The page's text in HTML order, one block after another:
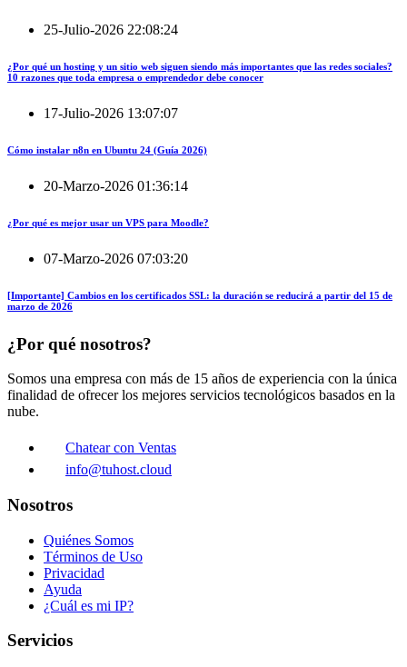
25-Julio-2026 22:08:24
¿Por qué un hosting y un sitio web siguen siendo más importantes que las redes sociales?
10 razones que toda empresa o emprendedor debe conocer
17-Julio-2026 13:07:07
Cómo instalar n8n en Ubuntu 24 (Guía 2026)
20-Marzo-2026 01:36:14
¿Por qué es mejor usar un VPS para Moodle?
07-Marzo-2026 07:03:20
[Importante] Cambios en los certificados SSL: la duración se reducirá a partir del 15 de
marzo de 2026
¿Por qué nosotros?
Somos una empresa con más de 15 años de experiencia con la única
finalidad de ofrecer los mejores servicios tecnológicos basados en la
nube.
Chatear con Ventas
info@tuhost.cloud
Nosotros
Quiénes Somos
Términos de Uso
Privacidad
Ayuda
¿Cuál es mi IP?
Servicios